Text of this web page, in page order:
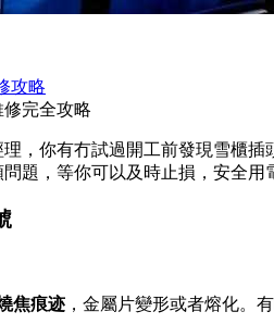
攻略
完全攻略
，你有冇試過開工前發現雪櫃
題，等你可以及時止損，安全用
焦痕迹 ，金屬片變形或者熔化。